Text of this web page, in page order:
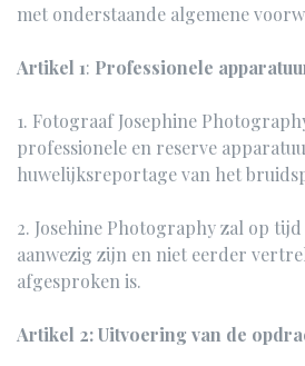
met onderstaande algemene
Artikel 1: Professionele
1. Fotograaf Josephine
professionele en reserve
huwelijksreportage van het
2. Josehine Photography zal op
aanwezig zijn en niet eerder
afgesproken is.
Artikel 2: Uitvoering van de